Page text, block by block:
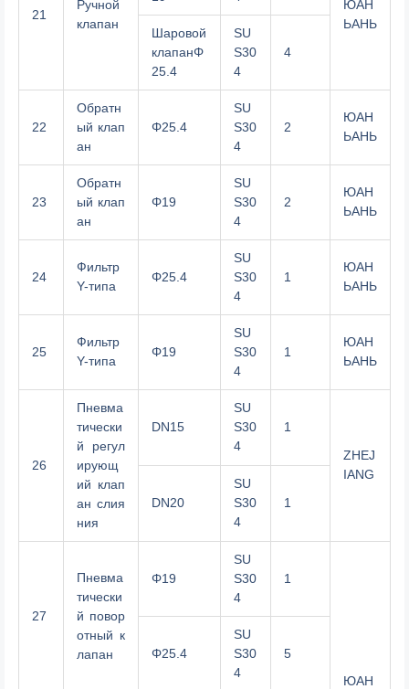
21
Ручной
клапан
ЮАН
ЬАНЬ
Шаровой
клапанΦ
25.4
SU
S30
4
4
22
Обратн
ый клап
ан
Φ25.4
SU
S30
4
2
ЮАН
ЬАНЬ
23
Обратн
ый клап
ан
Φ19
SU
S30
4
2
ЮАН
ЬАНЬ
24
Фильтр
Y-типа
Φ25.4
SU
S30
4
1
ЮАН
ЬАНЬ
25
Фильтр
Y-типа
Φ19
SU
S30
4
1
ЮАН
ЬАНЬ
26
Пневма
тически
й регул
ирующ
ий клап
ан слия
ния
DN15
SU
S30
4
1
ZHEJ
IANG
DN20
SU
S30
4
1
27
Пневма
тически
й повор
отный к
лапан
Φ19
SU
S30
4
1
ЮАН
Φ25.4
SU
S30
4
5